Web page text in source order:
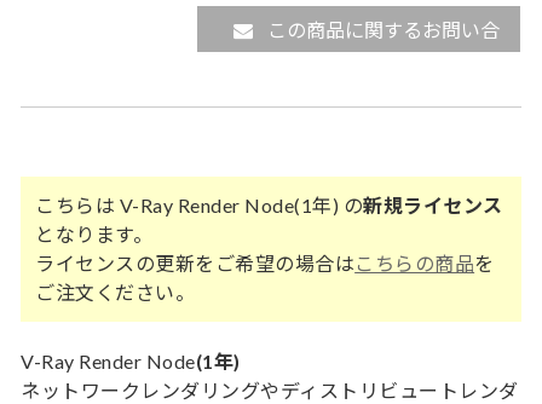
この商品に関するお問い合
こちらは V-Ray Render Node(1年) の新規ライセンス
となります。
ライセンスの更新をご希望の場合は こちらの商品を
ご注文ください。
V-Ray Render Node(1年)
ネットワークレンダリングやディストリビュートレンダ